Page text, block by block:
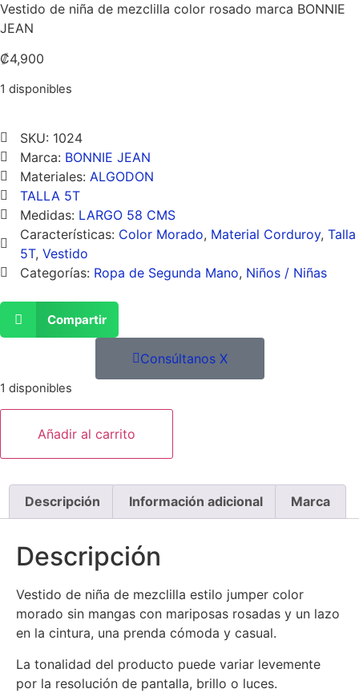
Vestido de niña de mezclilla color rosado marca BONNIE
JEAN
₡4,900
1 disponibles
SKU: 1024
Marca: BONNIE JEAN
Materiales: ALGODON
TALLA 5T
Medidas: LARGO 58 CMS
Características: Color Morado, Material Corduroy, Talla
5T, Vestido
Categorías: Ropa de Segunda Mano, Niños / Niñas
Compartir
Consúltanos X
1 disponibles
Añadir al carrito
Descripción Información adicional Marca
Descripción
Vestido de niña de mezclilla estilo jumper color
morado sin mangas con mariposas rosadas y un lazo
en la cintura, una prenda cómoda y casual.
La tonalidad del producto puede variar levemente
por la resolución de pantalla, brillo o luces.